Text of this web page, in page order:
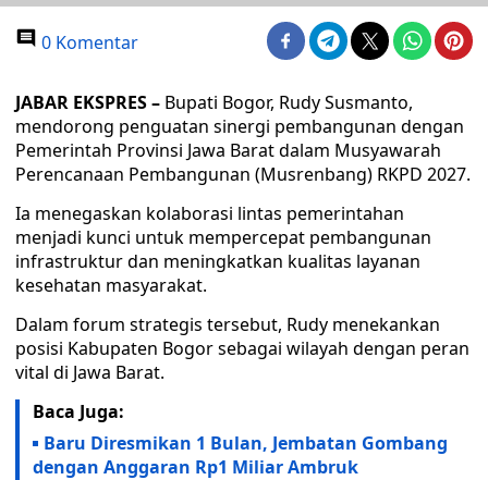
0 Komentar
JABAR EKSPRES – Bupati Bogor, Rudy Susmanto,
mendorong penguatan sinergi pembangunan dengan
Pemerintah Provinsi Jawa Barat dalam Musyawarah
Perencanaan Pembangunan (Musrenbang) RKPD 2027.
Ia menegaskan kolaborasi lintas pemerintahan
menjadi kunci untuk mempercepat pembangunan
infrastruktur dan meningkatkan kualitas layanan
kesehatan masyarakat.
Dalam forum strategis tersebut, Rudy menekankan
posisi Kabupaten Bogor sebagai wilayah dengan peran
vital di Jawa Barat.
Baca Juga:
Baru Diresmikan 1 Bulan, Jembatan Gombang
dengan Anggaran Rp1 Miliar Ambruk